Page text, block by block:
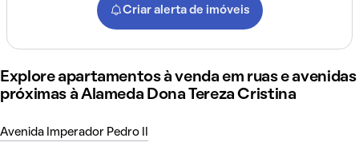
Criar alerta de imóveis
Explore apartamentos à venda em ruas e avenidas
próximas à Alameda Dona Tereza Cristina
Avenida Imperador Pedro II